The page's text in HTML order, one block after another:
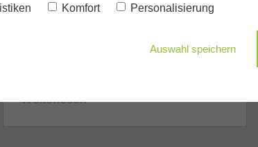
Neubau in Camburg - Klima
Weiterlesen
Komfort Personalisierung
Auswahl speichern